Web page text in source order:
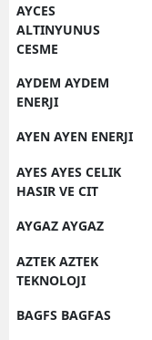
AYCES
ALTINYUNUS
CESME
AYDEM AYDEM
ENERJI
AYEN AYEN ENERJI
AYES AYES CELIK
HASIR VE CIT
AYGAZ AYGAZ
AZTEK AZTEK
TEKNOLOJI
BAGFS BAGFAS